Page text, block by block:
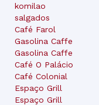
komilao
salgados
Café Farol
Gasolina Caffe
Gasolina Caffe
Café O Palácio
Café Colonial
Espaço Grill
Espaço Grill